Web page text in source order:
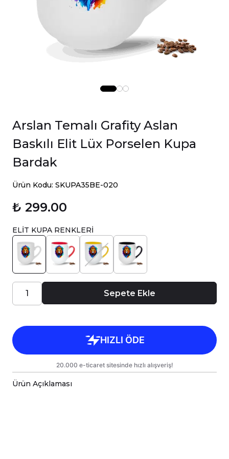
Arslan Temalı Grafity Aslan
Baskılı Elit Lüx Porselen Kupa
Bardak
Ürün Kodu: SKUPA35BE-020
₺ 299.00
ELİT KUPA RENKLERİ
Sepete Ekle
Ürün Açıklaması